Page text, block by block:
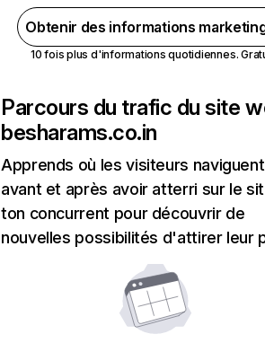
Obtenir des informations
10 fois plus d'informations quotidiennes.
Parcours du trafic du site
besharams.co.in
Apprends où les visiteurs naviguent
avant et après avoir atterri sur le
ton concurrent pour découvrir de
nouvelles possibilités d'attirer leur